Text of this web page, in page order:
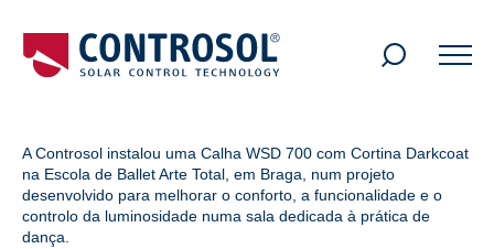
A Controsol instalou uma Calha WSD 700 com Cortina Darkcoat
na Escola de Ballet Arte Total, em Braga, num projeto
desenvolvido para melhorar o conforto, a funcionalidade e o
controlo da luminosidade numa sala dedicada à prática de
dança.